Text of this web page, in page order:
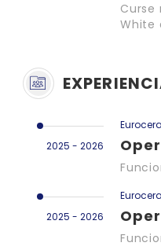
White
2025 - 2026
2025 - 2026